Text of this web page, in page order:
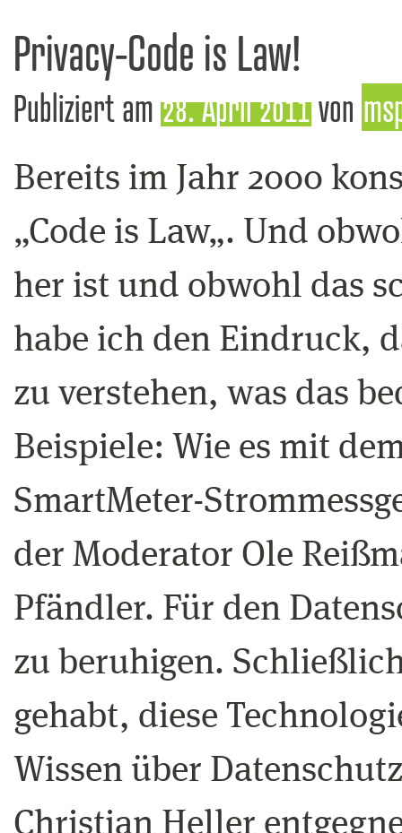
Privacy-Code is Law!
Publiziert am 28. April 2011von
Bereits im Jahr 2000
„Code is Law„. Und
her ist und obwohl das
habe ich den Eindruck,
zu verstehen, was das
Beispiele: Wie es mit
SmartMeter-
der Moderator Ole
Pfändler. Für den
zu beruhigen.
gehabt, diese
Wissen über
Christian Heller